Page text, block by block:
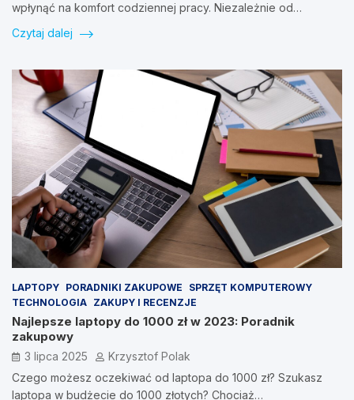
wpłynąć na komfort codziennej pracy. Niezależnie od…
Czytaj dalej
LAPTOPY PORADNIKI ZAKUPOWE
SPRZĘT KOMPUTEROWY
TECHNOLOGIA ZAKUPY I RECENZJE
Najlepsze laptopy do 1000 zł w 2023: Poradnik
zakupowy
3 lipca 2025
Krzysztof Polak
Czego możesz oczekiwać od laptopa do 1000 zł? Szukasz
laptopa w budżecie do 1000 złotych? Chociaż…